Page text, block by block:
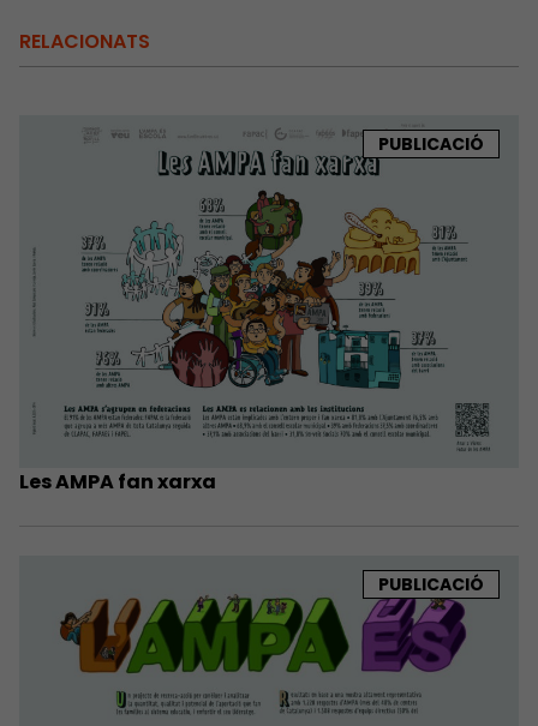
RELACIONATS
PUBLICACIÓ
Les AMPA fan xarxa
PUBLICACIÓ